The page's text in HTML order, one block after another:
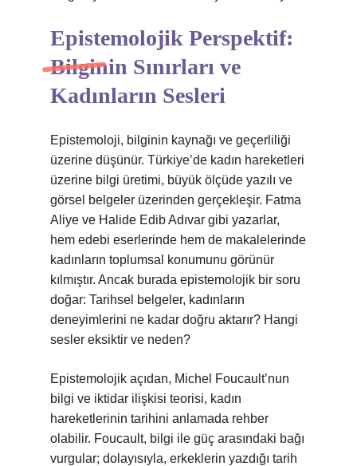
Epistemolojik Perspektif:
Bilginin Sınırları ve
Kadınların Sesleri
Epistemoloji, bilginin kaynağı ve geçerliliği
üzerine düşünür. Türkiye’de kadın hareketleri
üzerine bilgi üretimi, büyük ölçüde yazılı ve
görsel belgeler üzerinden gerçekleşir. Fatma
Aliye ve Halide Edib Adıvar gibi yazarlar,
hem edebi eserlerinde hem de makalelerinde
kadınların toplumsal konumunu görünür
kılmıştır. Ancak burada epistemolojik bir soru
doğar: Tarihsel belgeler, kadınların
deneyimlerini ne kadar doğru aktarır? Hangi
sesler eksiktir ve neden?
Epistemolojik açıdan, Michel Foucault’nun
bilgi ve iktidar ilişkisi teorisi, kadın
hareketlerinin tarihini anlamada rehber
olabilir. Foucault, bilgi ile güç arasındaki bağı
vurgular; dolayısıyla, erkeklerin yazdığı tarih